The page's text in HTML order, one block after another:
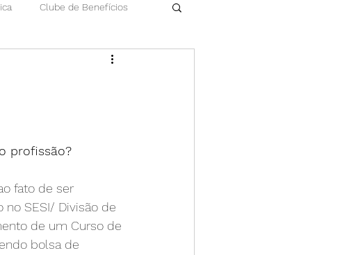
Clube de Benefícios
Datas comemorativas
profissão?
fato de ser
SESI/ Divisão de
de um Curso de
bolsa de